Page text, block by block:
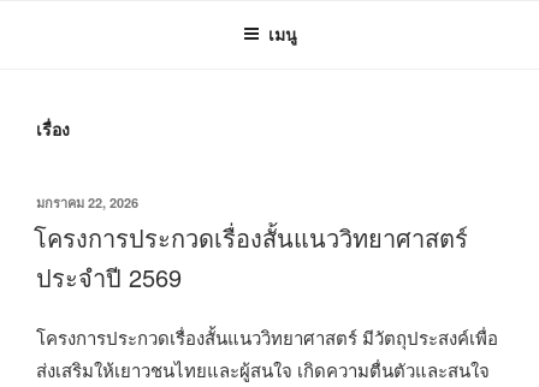
เมนู
เรื่อง
เขียน
วัน
ที่
มกราคม 22, 2026
โครงการประกวดเรื่องสั้นแนววิทยาศาสตร์
ประจำปี 2569
โครงการประกวดเรื่องสั้นแนววิทยาศาสตร์ มีวัตถุประสงค์เพื่อ
ส่งเสริมให้เยาวชนไทยและผู้สนใจ เกิดความตื่นตัวและสนใจ